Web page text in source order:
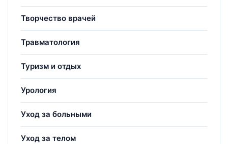
Творчество врачей
Травматология
Туризм и отдых
Урология
Уход за больными
Уход за телом